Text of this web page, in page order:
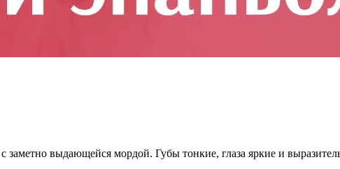
выдающейся мордой. Губы тонкие, глаза яркие и